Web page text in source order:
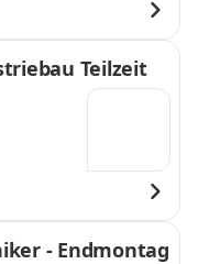
Teilzeit
- Endmontag